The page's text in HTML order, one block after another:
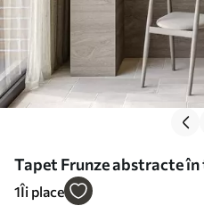
Tapet Frunze abstracte
a01112
1Îi place